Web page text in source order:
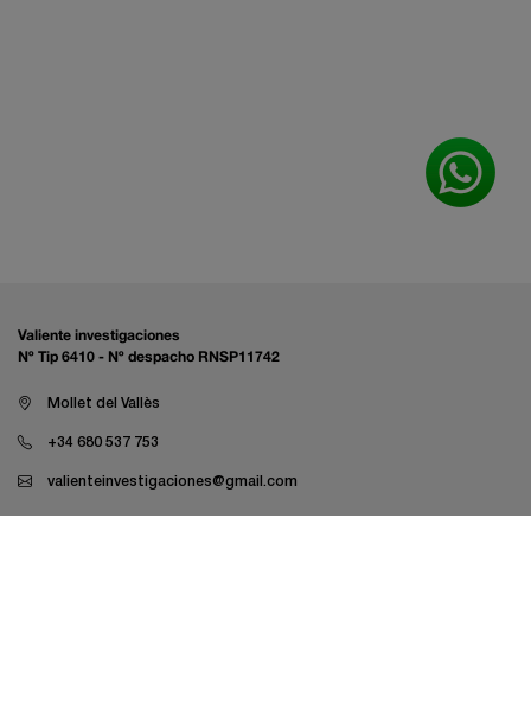
Valiente investigaciones
Nº Tip 6410 - Nº despacho RNSP11742
Mollet del Vallès
+34 680 537 753
valienteinvestigaciones@gmail.com